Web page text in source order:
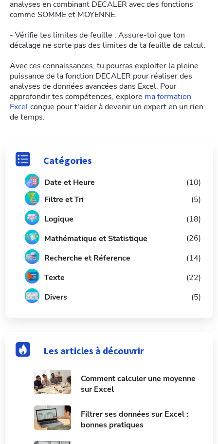
analyses en combinant DECALER avec des fonctions
comme SOMME et MOYENNE.
- Vérifie tes limites de feuille : Assure-toi que ton
décalage ne sorte pas des limites de ta feuille de calcul.
Avec ces connaissances, tu pourras exploiter la pleine
puissance de la fonction DECALER pour réaliser des
analyses de données avancées dans Excel. Pour
approfondir tes compétences, explore ma formation
Excelconçue pour t'aider à devenir un expert en un rien
de temps.
Catégories
Date et Heure
(10)
Filtre et Tri
(5)
Logique
(18)
Mathématique et Statistique
(26)
Recherche et Réference
(14)
Texte
(22)
Divers
(5)
Les articles à découvrir
Comment calculer une moyenne
sur Excel
Filtrer ses données sur Excel :
bonnes pratiques